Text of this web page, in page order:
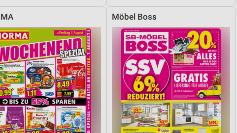
Möbel Boss
von Daten aus verschiedenen